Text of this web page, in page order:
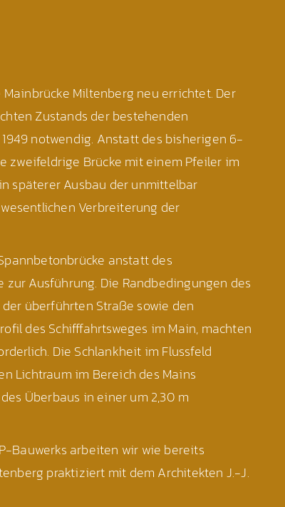
Miltenberg neu errichtet. Der
Zustands der bestehenden
notwendig. Anstatt des bisherigen 6-
zweifeldrige Brücke mit einem Pfeiler im
späterer Ausbau der unmittelbar
Verbreiterung der
anstatt des
Ausführung. Die Randbedingungen des
überführten Straße sowie den
des Schifffahrtsweges im Main, machten
Die Schlankheit im Flussfeld
Lichtraum im Bereich des Mains
Überbaus in einer um 2,30 m
Bauwerks arbeiten wir wie bereits
praktiziert mit dem Architekten J.-J.